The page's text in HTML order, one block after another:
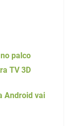
palco
TV 3D
Android vai